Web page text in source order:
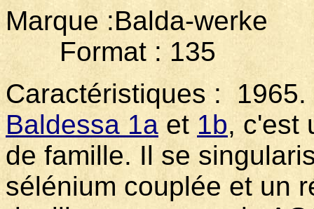
Marque :Balda-werke
Format : 135
Caractéristiques :
Baldessa 1a et 1b, c'est
de famille. Il se
sélénium couplée et un